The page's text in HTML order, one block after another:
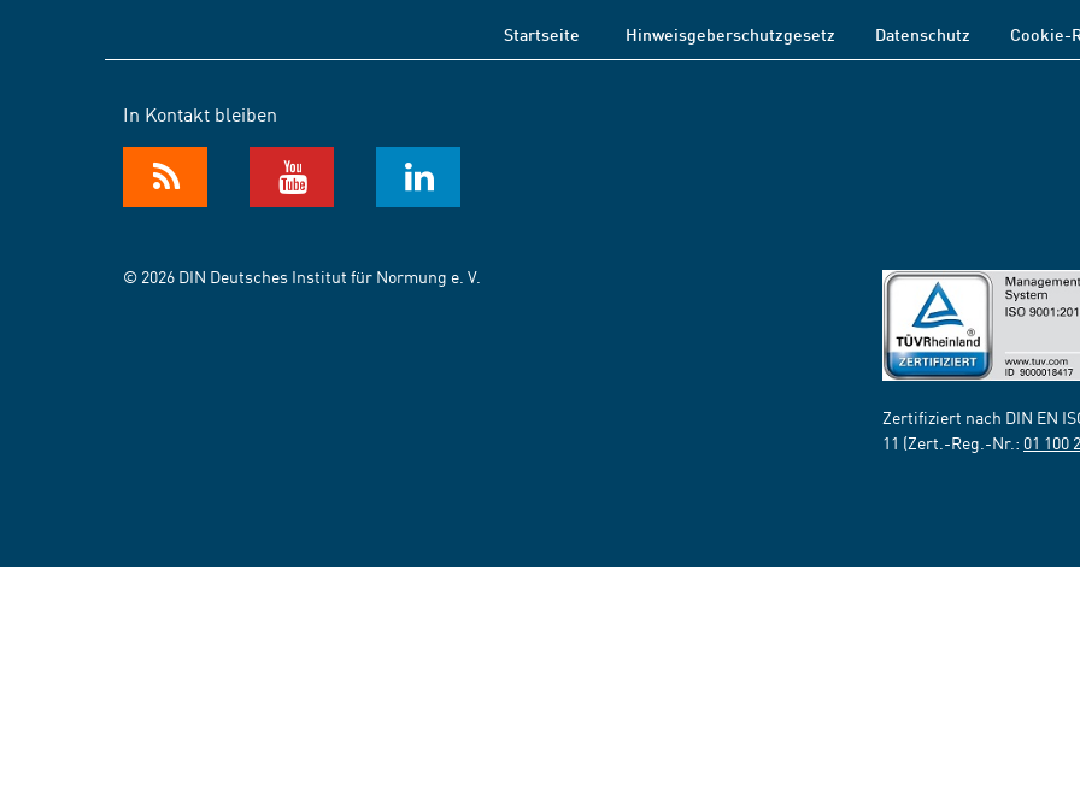
Startseite Hinweisgeberschutzgesetz Datenschutz Cookie-
In Kontakt bleiben
© 2026 DIN Deutsches Institut für Normung e. V.
Zertifiziert nach DIN EN
11 (Zert.-Reg.-Nr.: 01 100